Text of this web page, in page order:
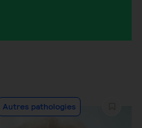
Autres pathologies